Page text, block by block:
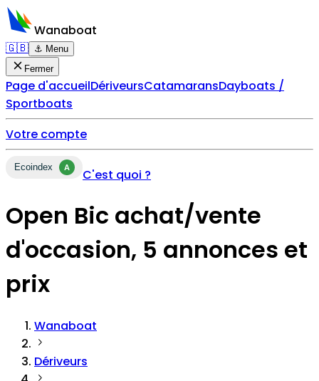
Wanaboat
🇬🇧 ⚓ Menu
Fermer
Page d'accueilDériveursCatamaransDayboats /
Sportboats
Votre compte
Ecoindex A C'est quoi ?
Open Bic achat/vente
d'occasion, 5 annonces et
prix
Wanaboat
Dériveurs